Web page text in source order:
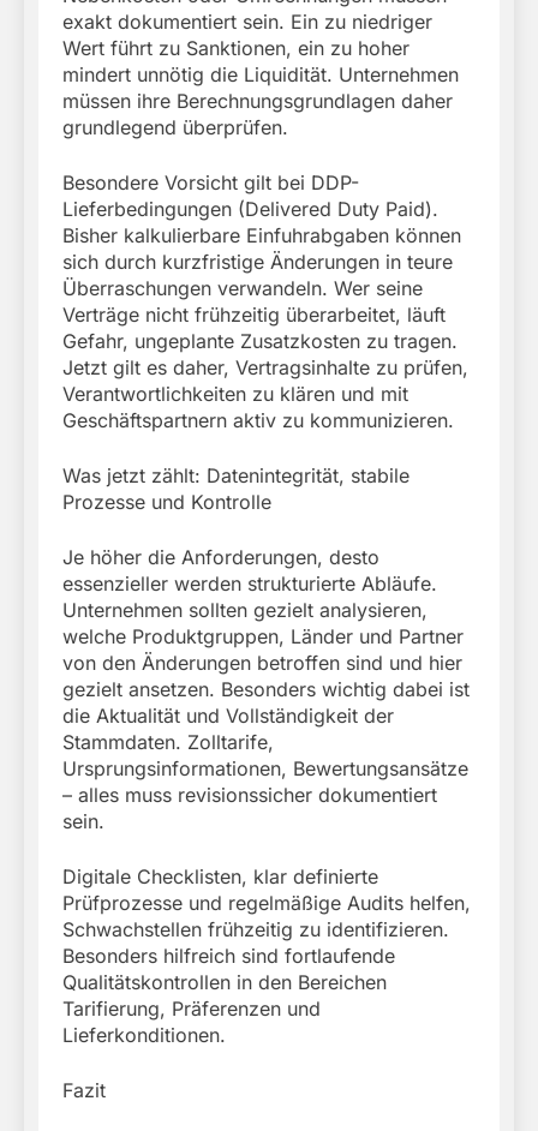
exakt dokumentiert sein. Ein zu niedriger
Wert führt zu Sanktionen, ein zu hoher
mindert unnötig die Liquidität. Unternehmen
müssen ihre Berechnungsgrundlagen daher
grundlegend überprüfen.
Besondere Vorsicht gilt bei DDP-
Lieferbedingungen (Delivered Duty Paid).
Bisher kalkulierbare Einfuhrabgaben können
sich durch kurzfristige Änderungen in teure
Überraschungen verwandeln. Wer seine
Verträge nicht frühzeitig überarbeitet, läuft
Gefahr, ungeplante Zusatzkosten zu tragen.
Jetzt gilt es daher, Vertragsinhalte zu prüfen,
Verantwortlichkeiten zu klären und mit
Geschäftspartnern aktiv zu kommunizieren.
Was jetzt zählt: Datenintegrität, stabile
Prozesse und Kontrolle
Je höher die Anforderungen, desto
essenzieller werden strukturierte Abläufe.
Unternehmen sollten gezielt analysieren,
welche Produktgruppen, Länder und Partner
von den Änderungen betroffen sind und hier
gezielt ansetzen. Besonders wichtig dabei ist
die Aktualität und Vollständigkeit der
Stammdaten. Zolltarife,
Ursprungsinformationen, Bewertungsansätze
– alles muss revisionssicher dokumentiert
sein.
Digitale Checklisten, klar definierte
Prüfprozesse und regelmäßige Audits helfen,
Schwachstellen frühzeitig zu identifizieren.
Besonders hilfreich sind fortlaufende
Qualitätskontrollen in den Bereichen
Tarifierung, Präferenzen und
Lieferkonditionen.
Fazit